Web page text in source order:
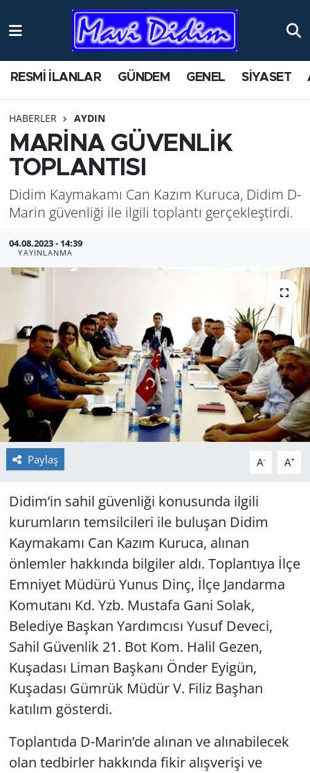
RESMİ İLANLAR GÜNDEM GENEL SİYASET
HABERLER AYDIN
MARİNA GÜVENLİK
TOPLANTISI
Didim Kaymakamı Can Kazım Kuruca, Didim D-
Marin güvenliği ile ilgili toplantı gerçekleştirdi.
04.08.2023 - 14:39
YAYINLANMA
Paylaş A- A+
Didim’in sahil güvenliği konusunda ilgili
kurumların temsilcileri ile buluşan Didim
Kaymakamı Can Kazım Kuruca, alınan
önlemler hakkında bilgiler aldı. Toplantıya İlçe
Emniyet Müdürü Yunus Dinç, İlçe Jandarma
Komutanı Kd. Yzb. Mustafa Gani Solak,
Belediye Başkan Yardımcısı Yusuf Deveci,
Sahil Güvenlik 21. Bot Kom. Halil Gezen,
Kuşadası Liman Başkanı Önder Eyigün,
Kuşadası Gümrük Müdür V. Filiz Başhan
katılım gösterdi.
Toplantıda D-Marin’de alınan ve alınabilecek
olan tedbirler hakkında fikir alışverişi ve
ANTİK YERLER
AYDIN
BİLİM VE TEKNOLOJİ
ÇEVRE
EKONOMİ
GÜNDEM
HABERDE İNSAN
KÜLTÜR SANAT
MAGAZİN
RESMİ İLANLAR
SAĞLIK
SİYASET
SPOR
Yerel
Nöbetçi Eczaneler
Namaz Vakitleri
Trafik Durumu
Süper Lig Puan Durumu ve Fikstür
Son Dakika Haberleri